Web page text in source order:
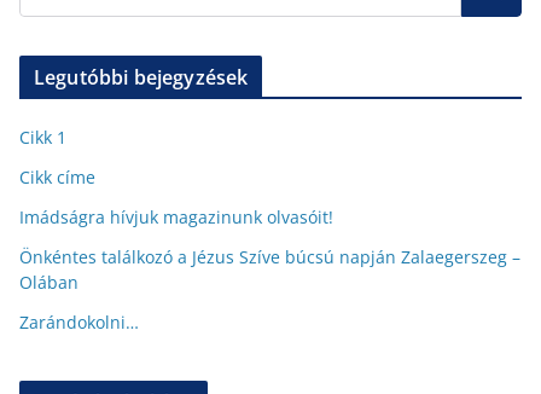
Legutóbbi bejegyzések
Cikk 1
Cikk címe
Imádságra hívjuk magazinunk olvasóit!
Önkéntes találkozó a Jézus Szíve búcsú napján Zalaegerszeg –
Olában
Zarándokolni…